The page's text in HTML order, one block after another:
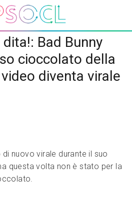
Bad Bunny
cioccolato della
diventa virale
nuovo virale durante il suo
questa volta non è stato per la